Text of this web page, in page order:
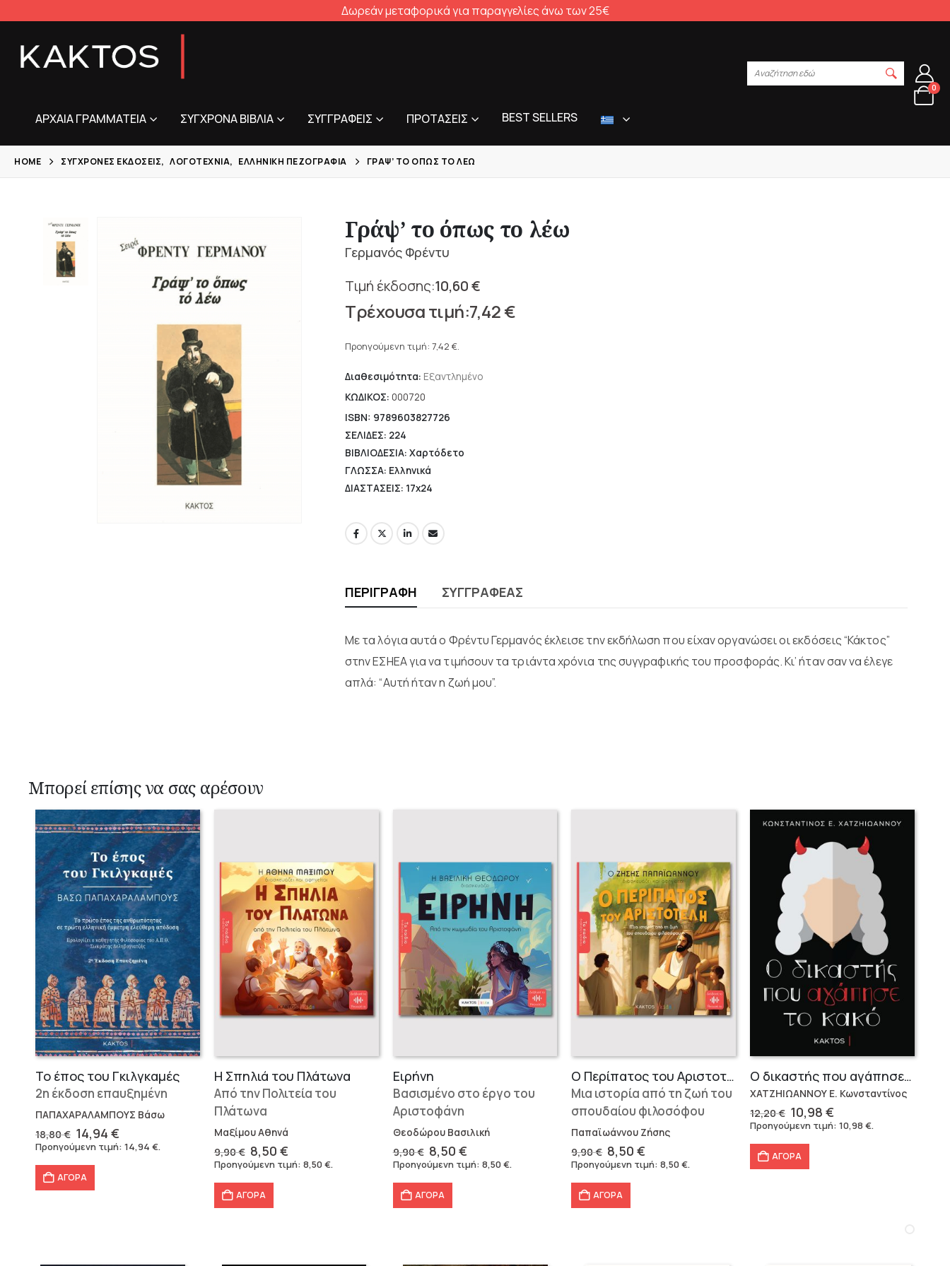
Δωρεάν μεταφορικά για παραγγελίες άνω των 25€
ΑΡΧΑΊΑ ΓΡΑΜΜΑΤΕΊΑ ΣΎΓΧΡΟΝΑ ΒΙΒΛΊΑ ΣΥΓΓΡΑΦΕΊΣ ΠΡΟΤΆΣΕΙΣ BEST SELLERS
Αναζήτηση εδώ
0
HOME ΣΎΓΧΡΟΝΕΣ ΕΚΔΌΣΕΙΣ, ΛΟΓΟΤΕΧΝΊΑ, ΕΛΛΗΝΙΚΉ ΠΕΖΟΓΡΑΦΊΑ ΓΡΆΨ’ ΤΟ ΌΠΩΣ ΤΟ ΛΈΩ
Γράψ’ το όπως το λέω
Γερμανός Φρέντυ
10,60€
Original
price
was:
10,60 €.
7,42€
τρέχουσα
είναι:
7,42 €.
Προηγούμενη τιμή: 7,42 €.
Διαθεσιμότητα: Εξαντλημένο
ΚΩΔΙΚΟΣ: 000720
ISBN: 9789603827726
ΣΕΛΙΔΕΣ: 224
ΒΙΒΛΙΟΔΕΣΙΑ: Χαρτόδετο
ΓΛΩΣΣΑ: Ελληνικά
ΔΙΑΣΤΑΣΕΙΣ: 17x24
ΠΕΡΙΓΡΑΦΉ ΣΥΓΓΡΑΦΈΑΣ
Με τα λόγια αυτά ο Φρέντυ Γερμανός έκλεισε την εκδήλωση που είχαν οργανώσει οι εκδόσεις “Κάκτος”
στην ΕΣΗΕΑ για να τιμήσουν τα τριάντα χρόνια της συγγραφικής του προσφοράς. Κι’ ήταν σαν να έλεγε
απλά: “Αυτή ήταν η ζωή μου”.
Μπορεί επίσης να σας αρέσουν
Το έπος του Γκιλγκαμές
2η έκδοση επαυξημένη
ΠΑΠΑΧΑΡΑΛΑΜΠΟΥΣ Βάσω
18,80€ Original
price
18,80 €.
14,94€
τρέχουσα
Προηγούμενη τιμή: 14,94 €.
ΑΓΟΡΑ
Η Σπηλιά του Πλάτωνα
Από την Πολιτεία του
Πλάτωνα
Μαξίμου Αθηνά
9,90€ Original
price
9,90 €.
8,50 €Η
τρέχουσα
Προηγούμενη τιμή: 8,50€.
ΑΓΟΡΑ
Ειρήνη
Βασισμένο στο έργο του
Αριστοφάνη
Θεοδώρου Βασιλική
9,90€ Original
price
9,90 €.
8,50 €Η
τρέχουσα
Προηγούμενη τιμή: 8,50€.
ΑΓΟΡΑ
Ο Περίπατος του Αριστοτέλη
Μια ιστορία από τη ζωή του
σπουδαίου φιλοσόφου
Παπαϊωάννου Ζήσης
9,90€ Original
price
9,90 €.
8,50€
τρέχουσα
Προηγούμενη τιμή:8,50€.
ΑΓΟΡΑ
Ο δικαστής που αγάπησε το κακό
ΧΑΤΖΗΙΩΑΝΝΟΥ Ε. Κωνσταντίνος
12,20€ Original
price
12,20 €.
10,98€
τρέχουσα
Προηγούμενη τιμή:10,98€.
ΑΓΟΡΑ